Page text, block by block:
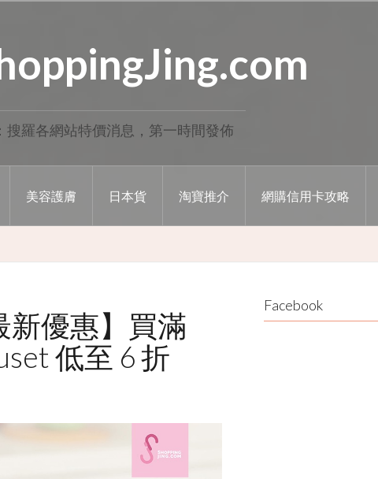
搜羅各網站特價消息，第一時間發佈
美容護膚 日本貨 淘寶推介 網購信用卡攻略
新優惠】買滿
低至 6 折
Facebook